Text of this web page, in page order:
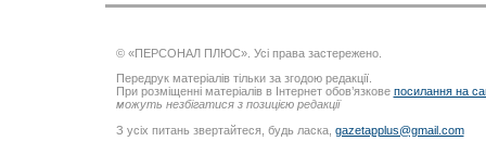
© «ПЕРСОНАЛ ПЛЮС». Усі права застережено.
Передрук матеріалів тільки за згодою редакції.
При розміщенні матеріалів в Інтернет обов’язкове посилання на
можуть незбігатися з позицією редакції
З усіх питань звертайтеся, будь ласка, gazetapplus@gmail.com